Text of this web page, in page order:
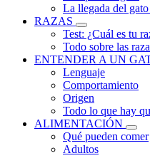
La llegada del gato
RAZAS
Test: ¿Cuál es tu
Todo sobre las
ENTENDER A UN
Lenguaje
Comportamiento
Origen
Todo lo que hay
ALIMENTACIÓN
Qué pueden comer
Adultos